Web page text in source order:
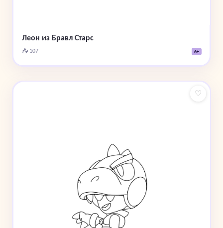
Леон из Бравл Старс
📥 107 6+
♡